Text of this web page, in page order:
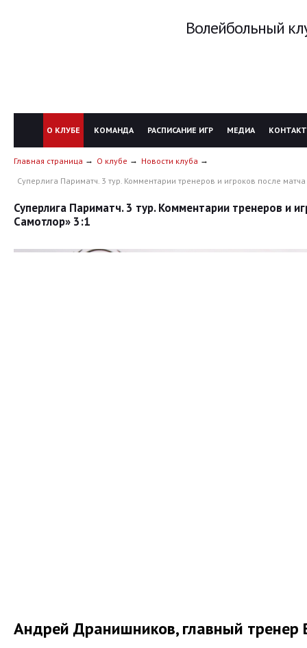
Волейбольный
О КЛУБЕ КОМАНДА РАСПИСАНИЕ ИГР МЕДИА
Главная страница О клубе
Новости клуба
Суперлига Париматч. 3 тур. Комментарии тренеров и игроков после
Суперлига Париматч. 3 тур. Комментарии тренеров и
Самотлор» 3:1
Андрей Дранишников, главный